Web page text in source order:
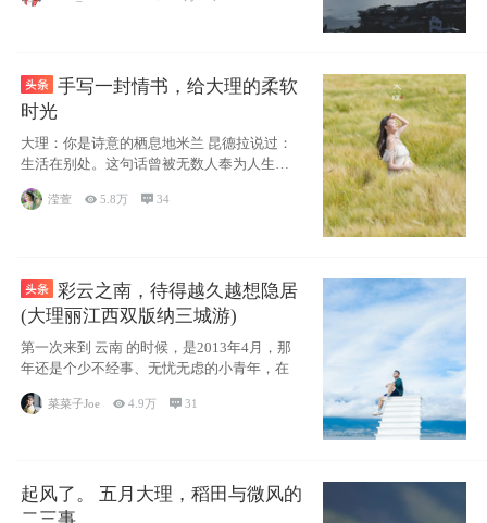
手写一封情书，给大理的柔软
时光
大理：你是诗意的栖息地米兰 昆德拉说过：
生活在别处。这句话曾被无数人奉为人生信
条，并
滢萱 5.8万 34
彩云之南，待得越久越想隐居
(大理丽江西双版纳三城游)
第一次来到 云南 的时候，是2013年4月，那
年还是个少不经事、无忧无虑的小青年，在
菜菜子Joe 4.9万  31
起风了。 五月大理，稻田与微风的